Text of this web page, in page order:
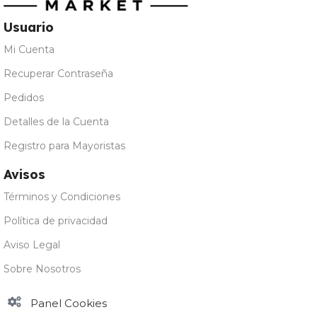
Usuario
Mi Cuenta
Recuperar Contraseña
Pedidos
Detalles de la Cuenta
Registro para Mayoristas
Avisos
Términos y Condiciones
Política de privacidad
Aviso Legal
Sobre Nosotros
Panel Cookies